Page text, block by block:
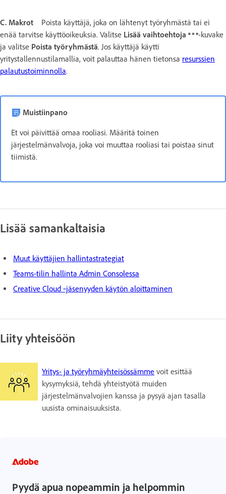
C. Makrot
Poista käyttäjä, joka on lähtenyt työryhmästä tai ei
enää tarvitse käyttöoikeuksia. Valitse Lisää vaihtoehtoja
-kuvake
ja valitse Poista työryhmästä. Jos käyttäjä käytti
yritystallennustilamallia, voit palauttaa hänen tietonsa resurssien
palautustoiminnolla.
Muistiinpano
Et voi päivittää omaa rooliasi. Määritä toinen
järjestelmänvalvoja, joka voi muuttaa rooliasi tai poistaa sinut
tiimistä.
Lisää samankaltaisia
Muut käyttäjien hallintastrategiat
Teams-tilin hallinta Admin Consolessa
Creative Cloud ‑jäsenyyden käytön aloittaminen
Liity yhteisöön
Yritys- ja työryhmäyhteisössämme voit esittää
kysymyksiä, tehdä yhteistyötä muiden
järjestelmänvalvojien kanssa ja pysyä ajan tasalla
uusista ominaisuuksista.
Pyydä apua nopeammin ja helpommin